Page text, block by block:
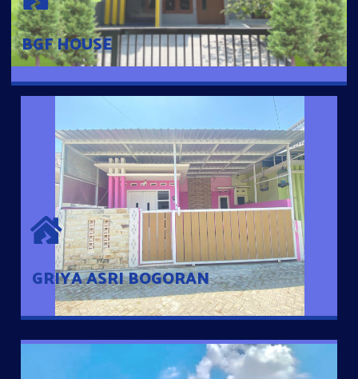
BGF HOUSE
GRIYA ASRI BOGORAN
GRIYA ASRI BOGORAN
Desain Modern Minimalis dengan Konsep Rumah Pintar
Sehingga Memudahkan Penghuni mengakses rumahnya
dengan Ponsel